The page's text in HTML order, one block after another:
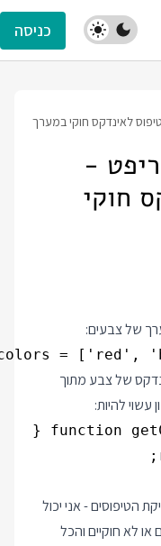
כניסה
לאינדקס חוקי במערך
-
חוקי
של צבעים:
= ['red',
של צבע מתוך
להיות:
הטיפוסים - אני יכול
לא חוקיים והכל